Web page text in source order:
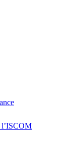
l’ISCOM